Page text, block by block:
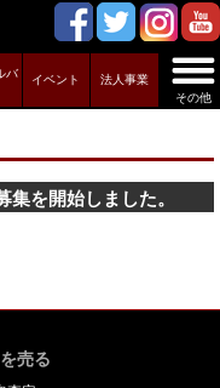
その他
バ
イベント 法人事業
集を開始しました。
売る